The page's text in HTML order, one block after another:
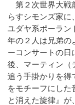
第２次世界大戦
らすシモンズ家に
ユダヤ系ポーラン
年の２人は兄弟の
ーコンサートの日
後、マーティン（
追う手掛かりを得
をモチーフにした
と消えた旋律』が